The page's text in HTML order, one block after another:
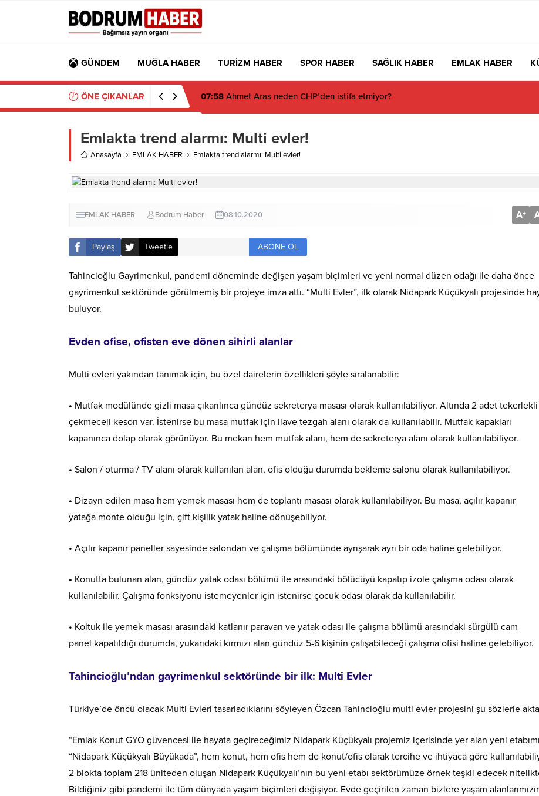
GÜNDEM MUĞLA HABER TURİZM HABER SPOR HABER SAĞLIK HABER EMLAK HABER
ÖNE ÇIKANLAR 07:26 Muğla’da 2 Milyon 280 Bin TL’lik Akü Hırsızlığı Zanlısı Yakalandı
Emlakta trend alarmı: Multi evler!
Anasayfa EMLAK HABER Emlakta trend alarmı: Multi evler!
EMLAK HABER Bodrum Haber 08.10.2020 A+
Paylaş Tweetle ABONE OL
Tahincioğlu Gayrimenkul, pandemi döneminde değişen yaşam biçimleri ve yeni normal düzen odağı ile daha önce
gayrimenkul sektöründe görülmemiş bir projeye imza attı. “Multi Evler”, ilk olarak Nidapark Küçükyalı projesinde
buluyor.
Evden ofise, ofisten eve dönen sihirli alanlar
Multi evleri yakından tanımak için, bu özel dairelerin özellikleri şöyle sıralanabilir:
• Mutfak modülünde gizli masa çıkarılınca gündüz sekreterya masası olarak kullanılabiliyor. Altında 2 adet tekerlekli
çekmeceli keson var. İstenirse bu masa mutfak için ilave tezgah alanı olarak da kullanılabilir. Mutfak kapakları
kapanınca dolap olarak görünüyor. Bu mekan hem mutfak alanı, hem de sekreterya alanı olarak kullanılabiliyor.
• Salon / oturma / TV alanı olarak kullanılan alan, ofis olduğu durumda bekleme salonu olarak kullanılabiliyor.
• Dizayn edilen masa hem yemek masası hem de toplantı masası olarak kullanılabiliyor. Bu masa, açılır kapanır
yatağa monte olduğu için, çift kişilik yatak haline dönüşebiliyor.
• Açılır kapanır paneller sayesinde salondan ve çalışma bölümünde ayrışarak ayrı bir oda haline gelebiliyor.
• Konutta bulunan alan, gündüz yatak odası bölümü ile arasındaki bölücüyü kapatıp izole çalışma odası olarak
kullanılabilir. Çalışma fonksiyonu istemeyenler için istenirse çocuk odası olarak da kullanılabilir.
• Koltuk ile yemek masası arasındaki katlanır paravan ve yatak odası ile çalışma bölümü arasındaki sürgülü cam
panel kapatıldığı durumda, yukarıdaki kırmızı alan gündüz 5-6 kişinin çalışabileceği çalışma ofisi haline gelebiliyor.
Tahincioğlu’ndan gayrimenkul sektöründe bir ilk: Multi Evler
Türkiye’de öncü olacak Multi Evleri tasarladıklarını söyleyen Özcan Tahincioğlu multi evler projesini şu sözlerle
“Emlak Konut GYO güvencesi ile hayata geçireceğimiz Nidapark Küçükyalı projemiz içerisinde yer alan yeni
“Nidapark Küçükyalı Büyükada”, hem konut, hem ofis hem de konut/ofis olarak tercihe ve ihtiyaca göre
2 blokta toplam 218 üniteden oluşan Nidapark Küçükyalı’nın bu yeni etabı sektörümüze örnek teşkil edecek
Bildiğiniz gibi pandemi ile tüm dünyada yaşam biçimleri değişiyor. Evde geçirilen zaman bizlere yaşam